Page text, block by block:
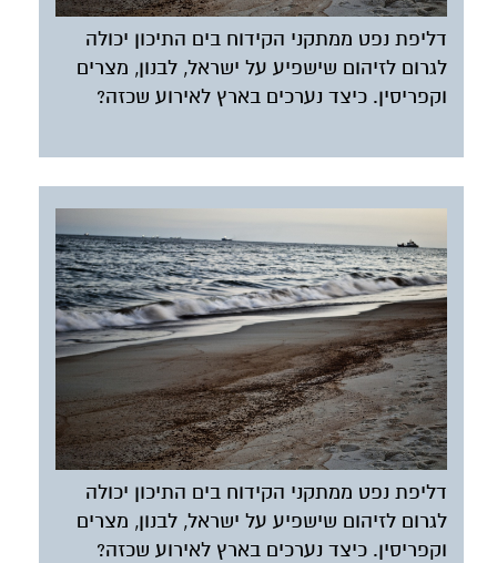
דליפת נפט ממתקני הקידוח בים התיכון יכולה
לגרום לזיהום שישפיע על ישראל, לבנון, מצרים
וקפריסין. כיצד נערכים בארץ לאירוע שכזה?
דליפת נפט ממתקני הקידוח בים התיכון יכולה
לגרום לזיהום שישפיע על ישראל, לבנון, מצרים
וקפריסין. כיצד נערכים בארץ לאירוע שכזה?